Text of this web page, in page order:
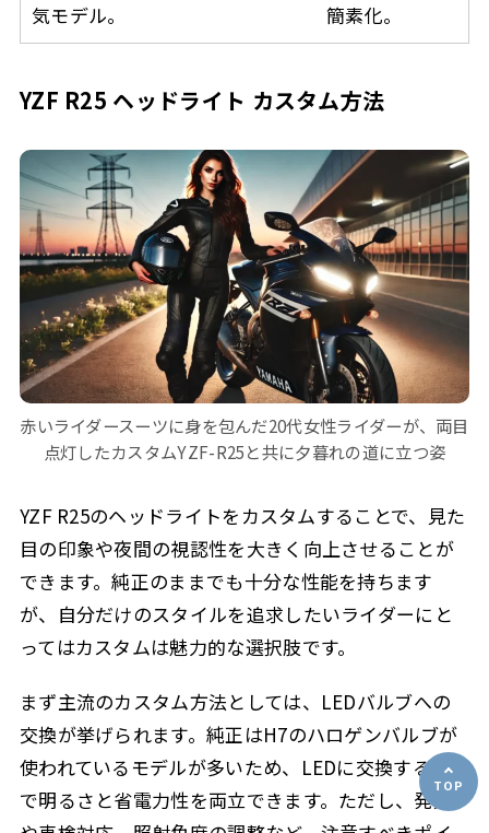
気モデル。
簡素化。
YZF R25 ヘッドライト カスタム方法
赤いライダースーツに身を包んだ20代女性ライダーが、両目
点灯したカスタムYZF-R25と共に夕暮れの道に立つ姿
YZF R25のヘッドライトをカスタムすることで、見た
目の印象や夜間の視認性を大きく向上させることが
できます。純正のままでも十分な性能を持ちます
が、自分だけのスタイルを追求したいライダーにと
ってはカスタムは魅力的な選択肢です。
まず主流のカスタム方法としては、LEDバルブへの
交換が挙げられます。純正はH7のハロゲンバルブが
使われているモデルが多いため、LEDに交換すること
で明るさと省電力性を両立できます。ただし、発熱